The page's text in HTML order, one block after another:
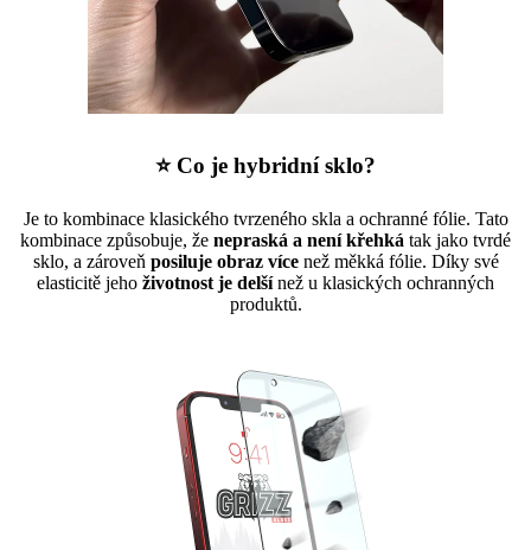
⭐ Co je hybridní sklo?
Je to kombinace klasického tvrzeného skla a ochranné fólie. Tato
kombinace způsobuje, že nepraská a není křehká tak jako tvrdé
sklo, a zároveň posiluje obraz vícenež měkká fólie. Díky své
elasticitě jeho životnost je delšínež u klasických ochranných
produktů.